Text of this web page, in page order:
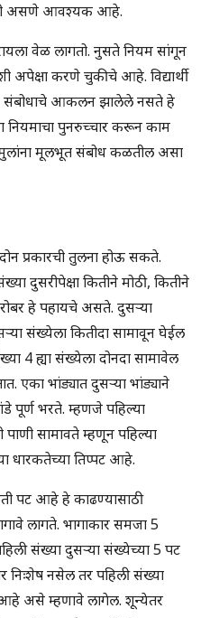
असणे आवश्यक आहे.
वेळ लागतो. नुसते नियम सांगून
अपेक्षा करणे चुकीचे आहे. विद्यार्थी
संबोधाचे आकलन झालेले नसते हे
नियमाचा पुनरुच्चार करून काम
मुलांना मूलभूत संबोध कळतील असा
प्रकारची तुलना होऊ सकते.
दुसरीपेक्षा कितीने मोठी, कितीने
हे पहायचे असते. दुसऱ्या
संख्येला कितीदा सामावून घेईल
4 ह्या संख्येला दोनदा सामावेल
एका भांड्यात दुसऱ्या भांड्याने
पूर्ण भरते. म्हणजे पहिल्या
पाणी सामावते म्हणून पहिल्या
धारकतेच्या तिप्पट आहे.
पट आहे हे काढण्यासाठी
लागते. भागाकार समजा 5
संख्या दुसऱ्या संख्येच्या 5 पट
निःशेष नसेल तर पहिली संख्या
असे म्हणावे लागेल. शून्येतर